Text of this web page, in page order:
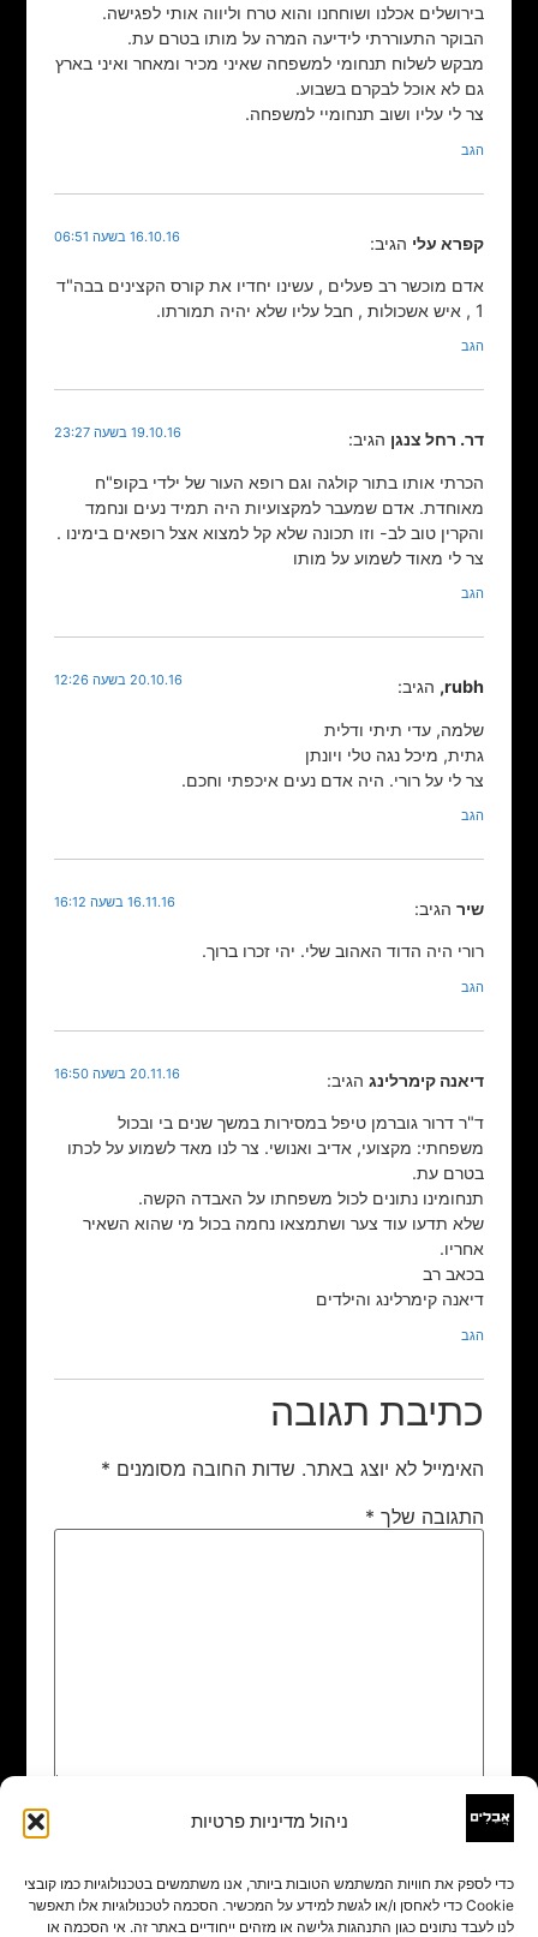
ניהול מדיניות פרטיות
כדי לספק את חוויות המשתמש הטובות ביותר, אנו משתמשים בטכנולוגיות כמו קובצי
Cookie כדי לאחסן ו/או לגשת למידע על המכשיר. הסכמה לטכנולוגיות אלו תאפשר
לנו לעבד נתונים כגון התנהגות גלישה או מזהים ייחודיים באתר זה. אי הסכמה או
בירושלים אכלנו ושוחחנו והוא טרח וליווה אותי לפגישה.
הבוקר התעוררתי לידיעה המרה על מותו בטרם עת.
מבקש לשלוח תנחומי למשפחה שאיני מכיר ומאחר ואיני בארץ
גם לא אוכל לבקרם בשבוע.
צר לי עליו ושוב תנחומיי למשפחה.
הגב
קפרא עלי הגיב: 16.10.16 בשעה 06:51
אדם מוכשר רב פעלים , עשינו יחדיו את קורס הקצינים בבה"ד
1 , איש אשכולות , חבל עליו שלא יהיה תמורתו.
הגב
דר. רחל צנגן הגיב: 19.10.16 בשעה 23:27
הכרתי אותו בתור קולגה וגם רופא העור של ילדי בקופ"ח
מאוחדת. אדם שמעבר למקצועיות היה תמיד נעים ונחמד
והקרין טוב לב- וזו תכונה שלא קל למצוא אצל רופאים בימינו .
צר לי מאוד לשמוע על מותו
הגב
rubh, הגיב: 20.10.16 בשעה 12:26
שלמה, עדי תיתי ודלית
גתית, מיכל נגה טלי ויונתן
צר לי על רורי. היה אדם נעים איכפתי וחכם.
הגב
שיר הגיב: 16.11.16 בשעה 16:12
רורי היה הדוד האהוב שלי. יהי זכרו ברוך.
הגב
דיאנה קימרלינג הגיב: 20.11.16 בשעה 16:50
ד"ר דרור גוברמן טיפל במסירות במשך שנים בי ובכול
משפחתי: מקצועי, אדיב ואנושי. צר לנו מאד לשמוע על לכתו
בטרם עת.
תנחומינו נתונים לכול משפחתו על האבדה הקשה.
שלא תדעו עוד צער ושתמצאו נחמה בכול מי שהוא השאיר
אחריו.
בכאב רב
דיאנה קימרלינג והילדים
הגב
כתיבת תגובה
האימייל לא יוצג באתר. שדות החובה מסומנים *
התגובה שלך *
שם
אימייל*